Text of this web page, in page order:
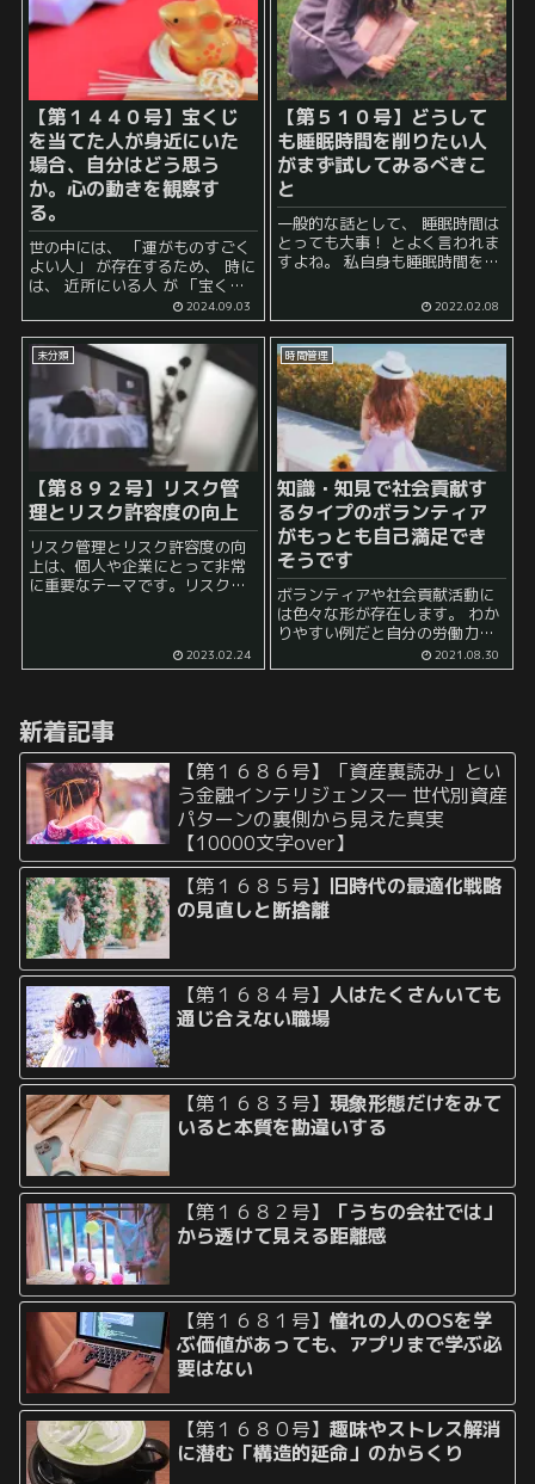
ば、 ...
【第１４４０号】宝くじ
を当てた人が身近にいた
場合、自分はどう思う
か。心の動きを観察す
る。
世の中には、 「運がものすごく
よい人」 が存在するため、 時に
は、 近所にいる人 が 「宝くじ
で○○円分当たった！」 となる
場合もあることでしょう。 その
ような事態に直面した時、人は
色々なこ...
2024.09.03
【第５１０号】どうして
も睡眠時間を削りたい人
がまず試してみるべきこ
と
一般的な話として、 睡眠時間は
とっても大事！ とよく言われま
すよね。 私自身も睡眠時間を確
ることが確かな健康に繋がる第
一歩だと考えています。 しか
し、人によっては それでも今日
の睡...
2022.02.08
未分類
【第８９２号】リスク管
理とリスク許容度の向上
リスク管理とリスク許容度の向
上は、個人や企業にとって非常
に重要なテーマです。リスクを
スキルを身につけることができ
2023.02.24
時間管理
知識・知見で社会貢献す
るタイプのボランティア
がもっとも自己満足でき
そうです
ボランティアや社会貢献活動に
は色々な形が存在します。 わか
りやすい例だと自分の労働力を
時間を投下して社会貢献をする
2021.08.30
新着記事
【第１６８６号】「資産裏読み」とい
う金融インテリジェンス― 世代別資産
パターンの裏側から見えた真実
【10000文字over】
【第１６８５号】 旧時代の最適化戦略
の見直しと断捨離
【第１６８４号】人はたくさんいても
通じ合えない職場
【第１６８３号】現象形態だけをみて
いると本質を勘違いする
【第１６８２号】
「うちの会社では」
から透けて見える距離感
【第１６８１号】憧れの人のOSを学
ぶ価値があっても、アプリまで学ぶ必
要はない
【第１６８０号】趣味やストレス解消
に潜む「構造的延命」のからくり